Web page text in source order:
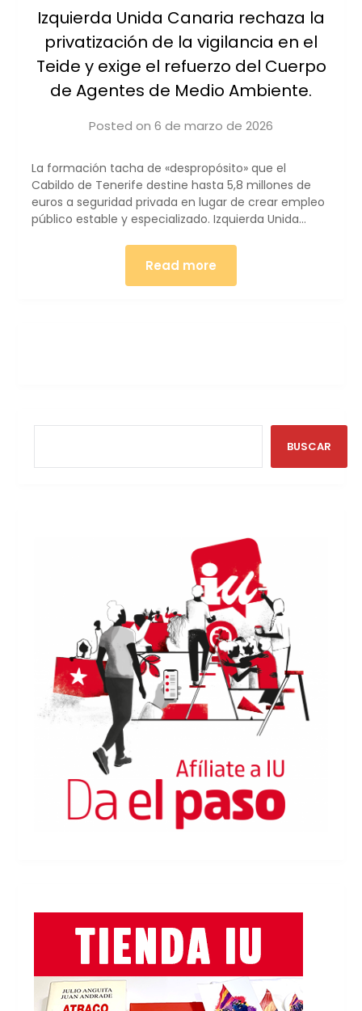
Izquierda Unida Canaria rechaza la
privatización de la vigilancia en el
Teide y exige el refuerzo del Cuerpo
de Agentes de Medio Ambiente.
Posted on 6 de marzo de 2026
La formación tacha de «despropósito» que el
Cabildo de Tenerife destine hasta 5,8 millones de
euros a seguridad privada en lugar de crear empleo
público estable y especializado. Izquierda Unida…
Read more
BUSCAR